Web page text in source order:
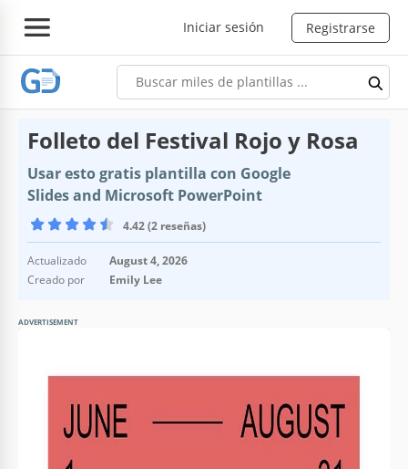
Iniciar sesión Registrarse
Folleto del Festival Rojo y Rosa
Usar esto gratis plantilla con Google
Slides and Microsoft PowerPoint
4.42 (2 reseñas)
Actualizado
August 4, 2026
Creado por
Emily Lee
ADVERTISEMENT